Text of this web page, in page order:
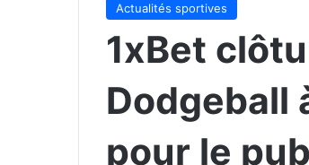
Actualités sportives
1xBet
Dodgeball
pour le